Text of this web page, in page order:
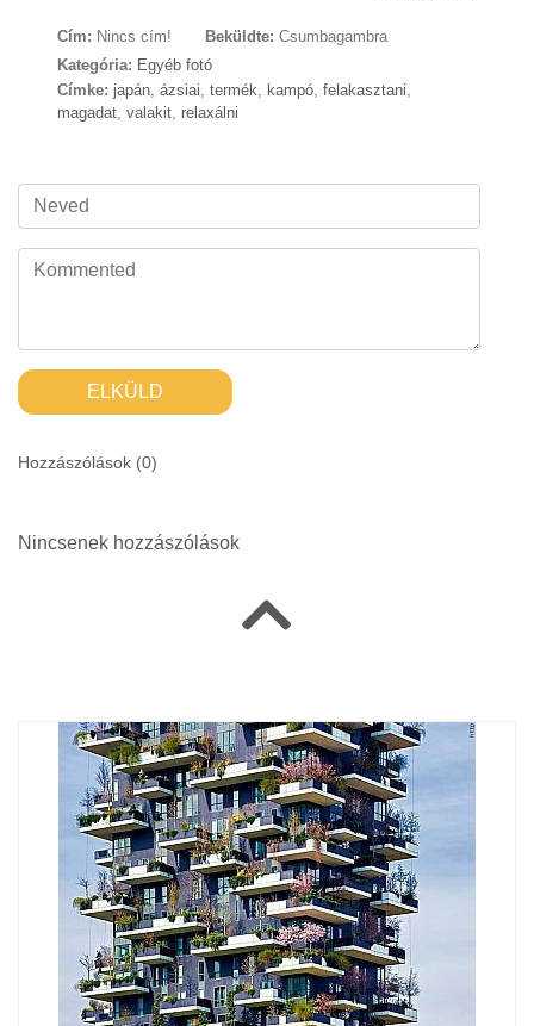
Cím: Nincs cím! Beküldte: Csumbagambra
Kategória: Egyéb fotó
Címke: japán, ázsiai, termék, kampó, felakasztani,
magadat, valakit, relaxálni
ELKÜLD
Hozzászólások (0)
Nincsenek hozzászólások